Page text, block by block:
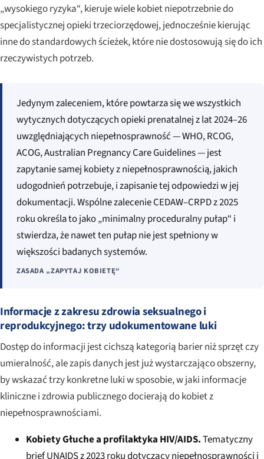
„wysokiego ryzyka“, kieruje wiele kobiet niepotrzebnie do
specjalistycznej opieki trzeciorzędowej, jednocześnie kierując
inne do standardowych ścieżek, które nie dostosowują się do ich
rzeczywistych potrzeb.
Jedynym zaleceniem, które powtarza się we wszystkich
wytycznych dotyczących opieki prenatalnej z lat 2024–26
uwzględniających niepełnosprawność — WHO, RCOG,
ACOG, Australian Pregnancy Care Guidelines — jest
zapytanie samej kobiety z niepełnosprawnością, jakich
udogodnień potrzebuje, i zapisanie tej odpowiedzi w jej
dokumentacji. Wspólne zalecenie CEDAW–CRPD z 2025
roku określa to jako „minimalny proceduralny pułap“ i
stwierdza, że nawet ten pułap nie jest spełniony w
większości badanych systemów.
ZASADA „ZAPYTAJ KOBIETĘ“
Informacje z zakresu zdrowia seksualnego i
reprodukcyjnego: trzy udokumentowane luki
Dostęp do informacji jest cichszą kategorią barier niż sprzęt czy
umieralność, ale zapis danych jest już wystarczająco obszerny,
by wskazać trzy konkretne luki w sposobie, w jaki informacje
kliniczne i zdrowia publicznego docierają do kobiet z
niepełnosprawnościami.
Kobiety Głuche a profilaktyka HIV/AIDS.Tematyczny
brief UNAIDS z 2023 roku dotyczący niepełnosprawności i